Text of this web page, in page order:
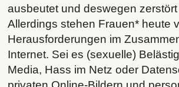
ausbeutet und deswegen
Allerdings stehen Frauen* heute
Herausforderungen im
Internet. Sei es (sexuelle)
Media, Hass im Netz oder